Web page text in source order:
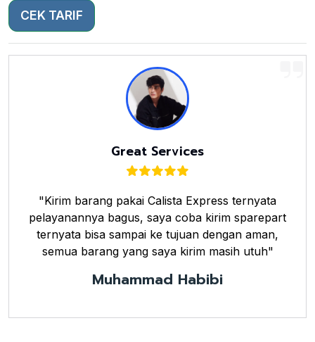
CEK TARIF
Great Services
"Kirim barang pakai Calista Express ternyata
pelayanannya bagus, saya coba kirim sparepart
ternyata bisa sampai ke tujuan dengan aman,
semua barang yang saya kirim masih utuh"
Muhammad Habibi